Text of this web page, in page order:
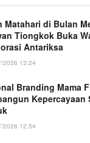
Matahari di Bulan
Tiongkok Buka
Antariksa
2026 13:24
Branding Mama
Kepercayaan
2026 12:54